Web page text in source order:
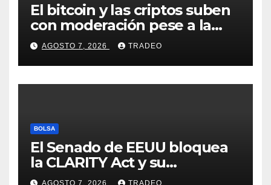
El bitcoin y las criptos suben
con moderación pese a la
incertidumbre en Oriente
Medio
AGOSTO 7, 2026 TRADEO
BOLSA
El Senado de EEUU bloquea
la CLARITY Act y su
aprobación en 2026 peligra
AGOSTO 7, 2026 TRADEO